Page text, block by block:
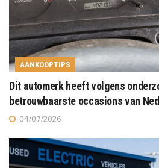
AANKOOPTIPS
Dit automerk heeft volgens
betrouwbaarste occasions van
04/07/2026